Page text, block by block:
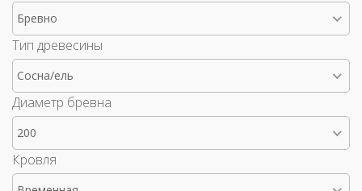
Бревно
Тип древесины
Сосна/ель
Диаметр бревна
200
Кровля